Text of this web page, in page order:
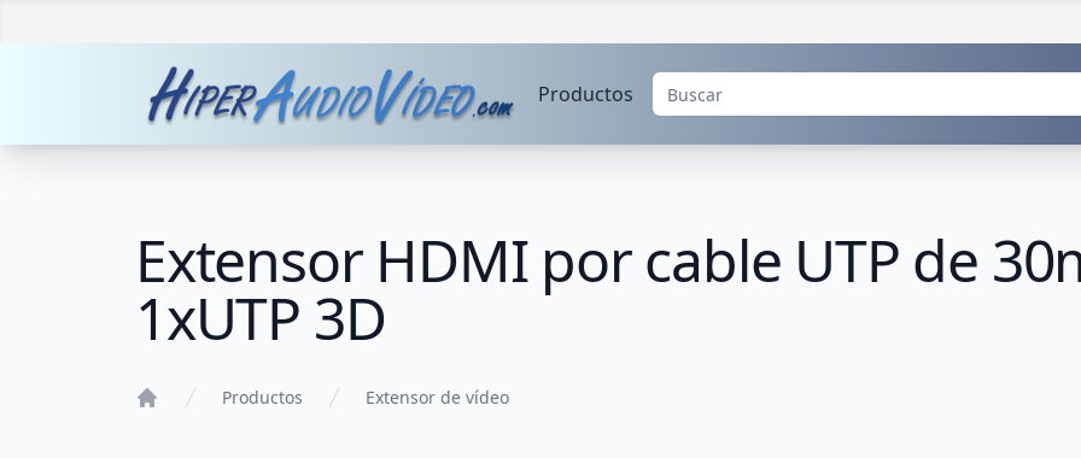
Productos
Extensor HDMI por cable UTP de
1xUTP 3D
Productos Extensor de vídeo